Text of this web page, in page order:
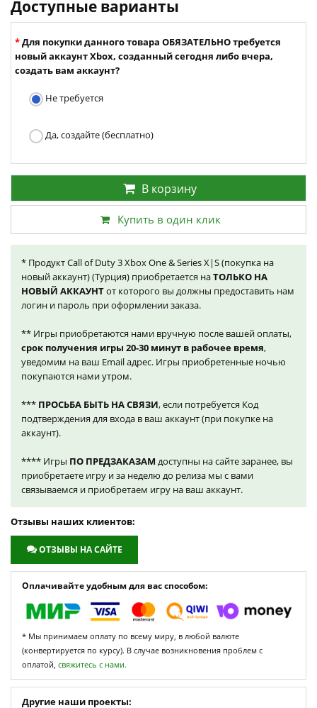
Доступные варианты
Для покупки данного товара ОБЯЗАТЕЛЬНО требуется
новый аккаунт Xbox, созданный сегодня либо вчера,
создать вам аккаунт?
Не требуется
Да, создайте (бесплатно)
В корзину
Купить в один клик
* Продукт Call of Duty 3 Xbox One & Series X|S (покупка на
новый аккаунт) (Турция) приобретается наТОЛЬКО НА
НОВЫЙ АККАУНТот которого вы должны предоставить нам
логин и пароль при оформлении заказа.
** Игры приобретаются нами вручную после вашей оплаты,
срок получения игры 20-30 минут в рабочее время,
уведомим на ваш Email адрес. Игры приобретенные ночью
покупаются нами утром.
*** ПРОСЬБА БЫТЬ НА СВЯЗИ, если потребуется Код
подтверждения для входа в ваш аккаунт (при покупке на
аккаунт).
**** Игры ПО ПРЕДЗАКАЗАМ доступны на сайте заранее, вы
приобретаете игру и за неделю до релиза мы с вами
связываемся и приобретаем игру на ваш аккаунт.
Отзывы наших клиентов:
ОТЗЫВЫ НА САЙТЕ
Оплачивайте удобным для вас способом:
* Мы принимаем оплату по всему миру, в любой валюте
(конвертируется по курсу). В случае возникновения проблем с
оплатой, свяжитесь с нами.
Другие наши проекты: